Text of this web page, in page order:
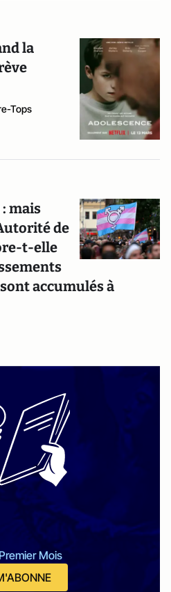
la
Tops
mais
de
t-elle
accumulés à
Mois